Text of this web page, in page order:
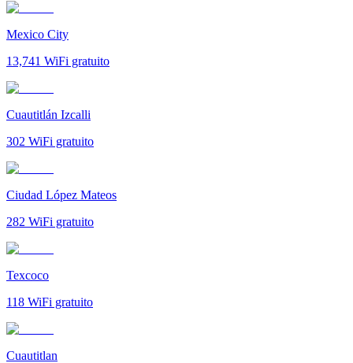
Mexico City
13,741 WiFi gratuito
Cuautitlán Izcalli
302 WiFi gratuito
Ciudad López Mateos
282 WiFi gratuito
Texcoco
118 WiFi gratuito
Cuautitlan